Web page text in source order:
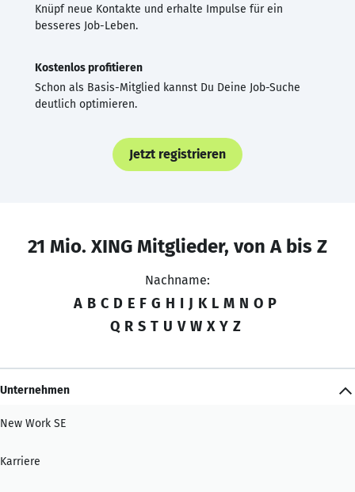
Knüpf neue Kontakte und erhalte Impulse für ein
besseres Job-Leben.
Kostenlos profitieren
Schon als Basis-Mitglied kannst Du Deine Job-Suche
deutlich optimieren.
Jetzt registrieren
21 Mio. XING Mitglieder, von A bis Z
Nachname:
A B C D E F G H I J K L M N O P
Q R S T U V W X Y Z
Unternehmen
New Work SE
Karriere